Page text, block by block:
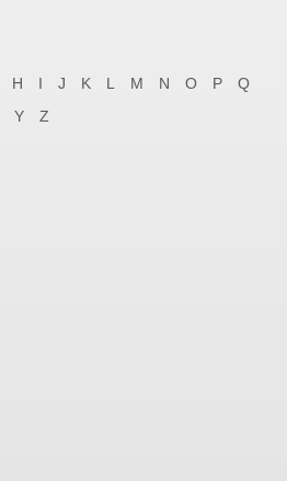
H I J K L M N O P
Q
Y Z